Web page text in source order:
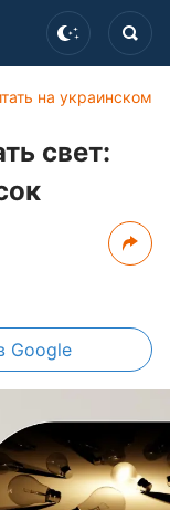
на украинском
свет:
Google